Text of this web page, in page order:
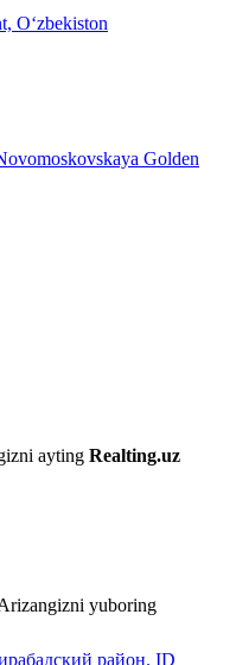
Golden
ayting Realting.uz
yuboring